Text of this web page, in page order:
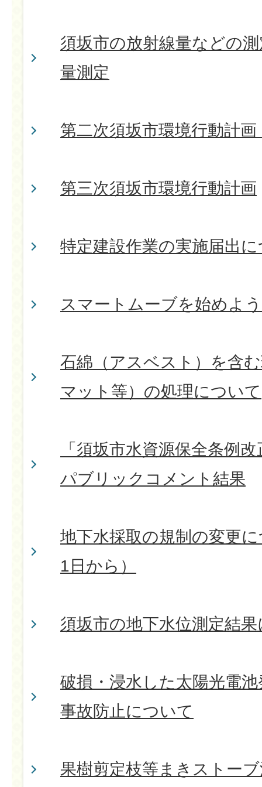
須坂市の放射線量などの
量測定
第二次須坂市環境行動計
第三次須坂市環境行動計画
特定建設作業の実施届出
スマートムーブを始めよう
石綿（アスベスト）を含
マット等）の処理について
「須坂市水資源保全条例
パブリックコメント結果
地下水採取の規制の変更
1日から）
須坂市の地下水位測定結
破損・浸水した太陽光電
事故防止について
果樹剪定枝等まきストー